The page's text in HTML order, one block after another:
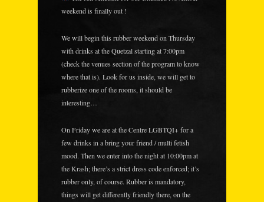
weekend is finally out !
We will begin this rubber weekend on Thursday
with drinks at the Quetzal starting at 7:00pm
(check the venues section of the program to know
where that is). Look for us inside, we will get to
rubberize one of the rooms, it should be
interesting…
On Friday we are at the Centre LGBTQI+ for a
few drinks in a bring your friend / multi fetish
mood. Then we enter into the night at 10:00pm at
the Krash; there’s a strict dress code enforced; it’s
rubber only, of course. Rubber is mandatory,
things will get differently friendly there, on the